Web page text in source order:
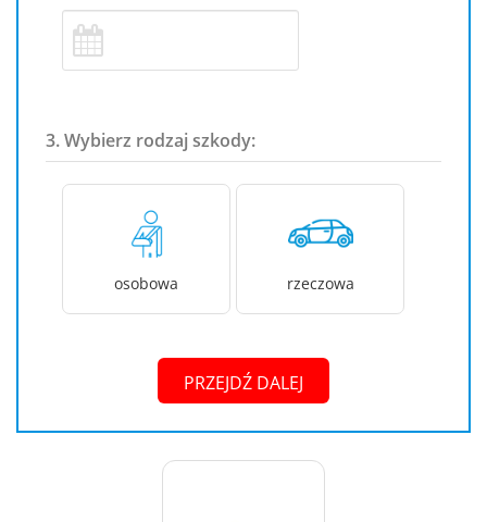
3. Wybierz rodzaj szkody:
osobowa rzeczowa
PRZEJDŹ DALEJ